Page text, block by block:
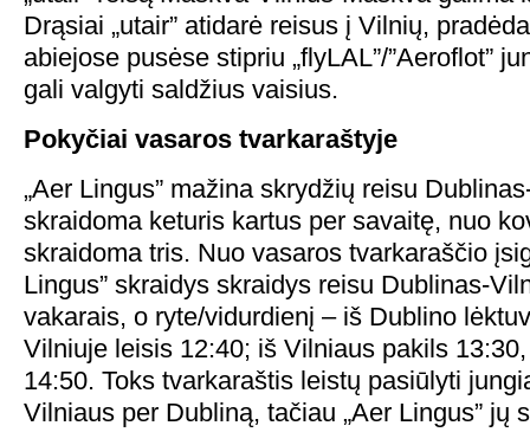
Drąsiai „utair” atidarė reisus į Vilnių,
abiejose pusėse stipriu „flyLAL”/”Aeroflot”
gali valgyti saldžius vaisius.
Pokyčiai vasaros tvarkaraštyje
„Aer Lingus” mažina skrydžių reisu
skraidoma keturis kartus per savaitę, nuo
skraidoma tris. Nuo vasaros tvarkaraščio
Lingus” skraidys skraidys reisu Dublinas-
vakarais, o ryte/vidurdienį – iš Dublino
Vilniuje leisis 12:40; iš Vilniaus pakils
14:50. Toks tvarkaraštis leistų pasiūlyti
Vilniaus per Dubliną, tačiau „Aer Lingus” jų